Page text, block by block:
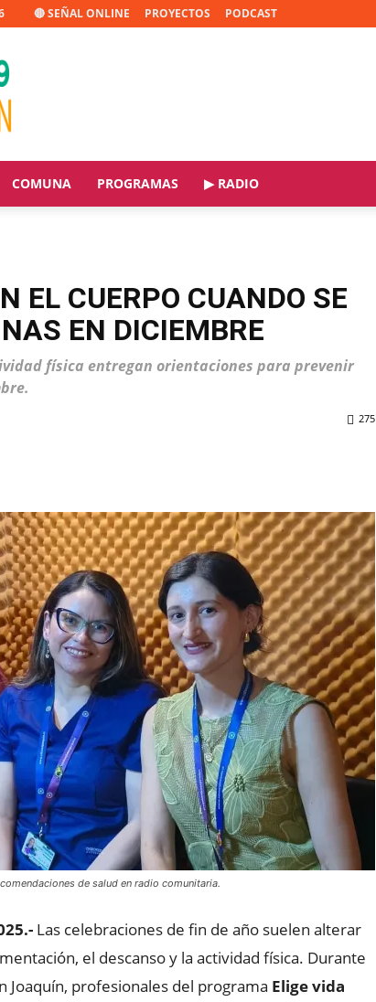
🔴 SEÑAL ONLINE PROYECTOS PODCAST
COMUNA PROGRAMAS ▶ RADIO
EL CUERPO CUANDO SE
EN DICIEMBRE
física entregan orientaciones para prevenir
275
de salud en radio comunitaria.
Las celebraciones de fin de año suelen alterar
el descanso y la actividad física. Durante
Joaquín, profesionales del programa Elige vida